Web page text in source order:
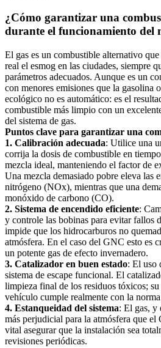
¿Cómo garantizar una
durante el funcionamiento del
El gas es un combustible alternativo
real el esmog en las ciudades, siempre
parámetros adecuados. Aunque es un
con menores emisiones que la gasolina
ecológico no es automático: es el
combustible más limpio con un
del sistema de gas.
Puntos clave para garantizar una
1. Calibración adecuada: Utilice una
corrija la dosis de combustible en
mezcla ideal, manteniendo el factor de
Una mezcla demasiado pobre eleva las
nitrógeno (NOx), mientras que una
monóxido de carbono (CO).
2. Sistema de encendido eficiente:
y controle las bobinas para evitar fallos
impide que los hidrocarburos no
atmósfera. En el caso del GNC esto es
un potente gas de efecto invernadero.
3. Catalizador en buen estado: El uso
sistema de escape funcional. El
limpieza final de los residuos tóxicos;
vehículo cumple realmente con la
4. Estanqueidad del sistema: El gas, y
más perjudicial para la atmósfera que el
vital asegurar que la instalación sea
revisiones periódicas.